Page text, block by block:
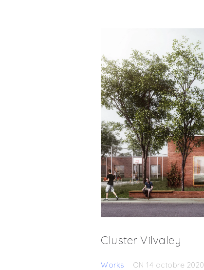
Cluster Vilvaley
Works ON 14 octobre 2020